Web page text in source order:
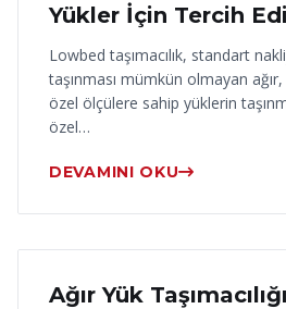
Yükler İçin Tercih
Lowbed taşımacılık, standart
taşınması mümkün olmayan
özel ölçülere sahip yüklerin
özel…
DEVAMINI OKU
17 Haziran 2026
Ağır Yük